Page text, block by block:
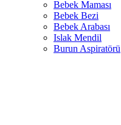
Bebek Maması
Bebek Bezi
Bebek Arabası
Islak Mendil
Burun Aspiratörü